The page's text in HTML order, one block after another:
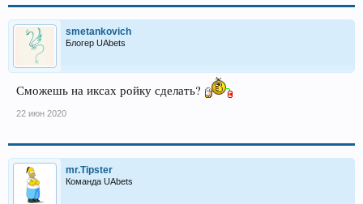
smetankovich
Блогер UAbets
Сможешь на иксах ройку сделать?
22 июн 2020
mr.Tipster
Команда UAbets